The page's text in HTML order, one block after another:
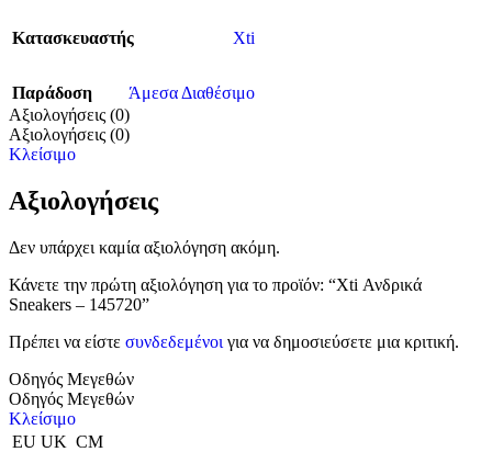
Κατασκευαστής Xti
Παράδοση
Άμεσα Διαθέσιμο
Αξιολογήσεις (0)
Αξιολογήσεις (0)
Κλείσιμο
Αξιολογήσεις
Δεν υπάρχει καμία αξιολόγηση ακόμη.
Κάνετε την πρώτη αξιολόγηση για το προϊόν: “Xti Ανδρικά
Sneakers – 145720”
Πρέπει να είστε συνδεδεμένοι για να δημοσιεύσετε μια κριτική.
Οδηγός Μεγεθών
Οδηγός Μεγεθών
Κλείσιμο
EU UK CM